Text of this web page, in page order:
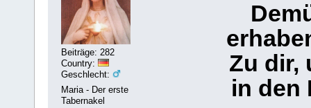
Beiträge: 282
Country:
Geschlecht:
Maria - Der erste
Tabernakel
Zu dir,
in den